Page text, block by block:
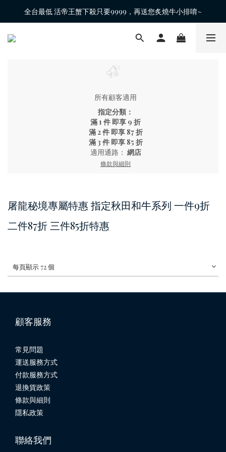
全台最低 活帝王蟹下殺只要9999，再送您炙燒牛小排唷~
所有顧客適用
指定分類：
滿 1 件 即享 9 折
滿 2 件 即享 87 折
滿 3 件 即享 85 折
適用通路： 網店
條款與細則
屠龍秘境專屬特惠 指定秋田和牛系列 一件9折
二件87折 三件85折特惠
每頁顯示 72 個
顧客服務
常見問題
運送服務方式
付款服務方式
退換貨政策
條款與細則
隱私政策
聯絡我們